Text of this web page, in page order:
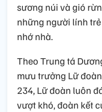
sương núi và gió
những người lính
nhớ nhà.
Theo Trung tá
mưu trưởng Lữ
234, Lữ đoàn luôn
vượt khó, đoàn kết